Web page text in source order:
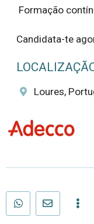
Candidata-te
Loures,